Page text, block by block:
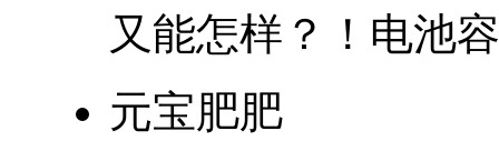
又能怎样？！电池
元宝肥肥